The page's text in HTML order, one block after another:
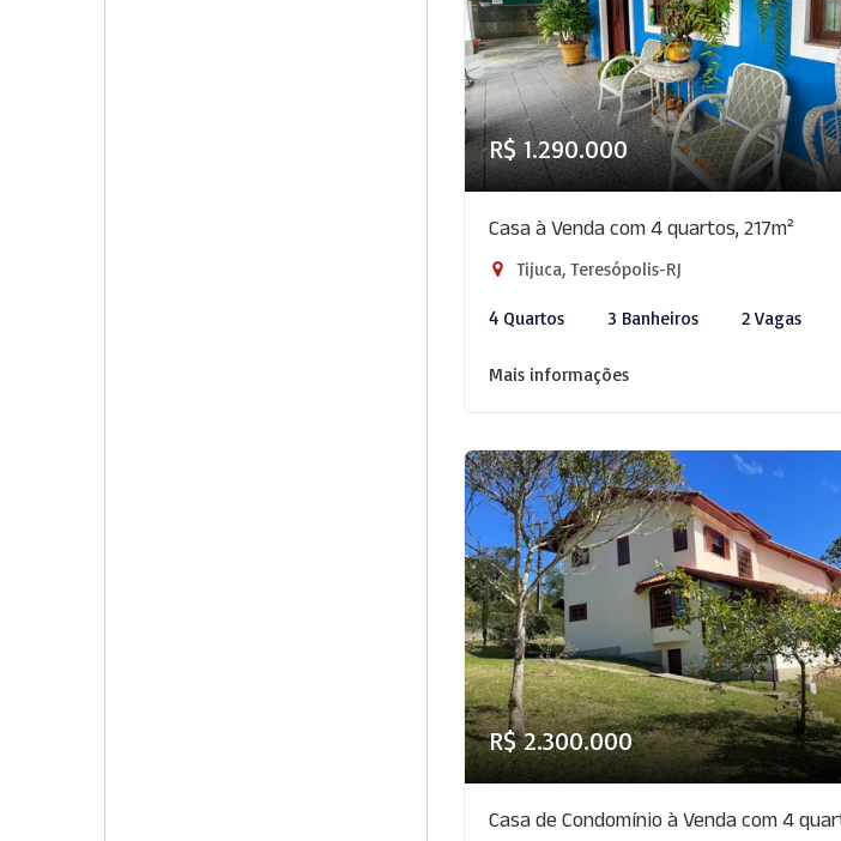
R$ 1.290.000
Casa à Venda com 4 quartos, 217m²
Tijuca, Teresópolis-RJ
4 Quartos 3 Banheiros 2 Vagas
Mais informações
R$ 2.300.000
Casa de Condomínio à Venda com 4